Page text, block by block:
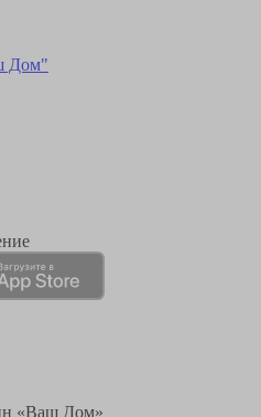
Дом"
«Ваш Дом»